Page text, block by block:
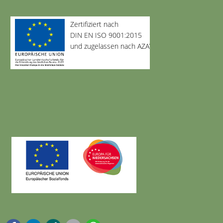
Zertifiziert nach
DIN EN ISO 9001:2015
und zugelassen nach AZAV